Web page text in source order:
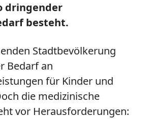
dringender
besteht.
Stadtbevölkerung
Bedarf an
für Kinder und
die medizinische
vor Herausforderungen: